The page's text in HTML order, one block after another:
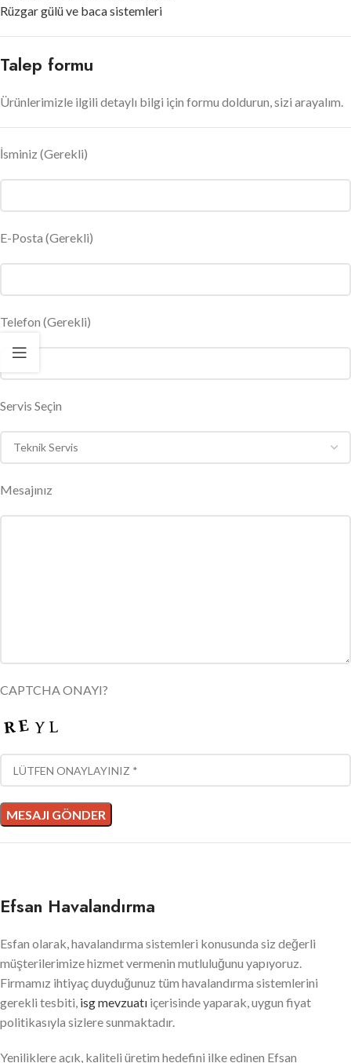
Rüzgar gülü ve baca sistemleri
Talep formu
Ürünlerimizle ilgili detaylı bilgi için formu doldurun, sizi arayalım.
İsminiz (Gerekli)
E-Posta (Gerekli)
Telefon (Gerekli)
Servis Seçin
Mesajınız
CAPTCHA ONAYI?
Efsan Havalandırma
Esfan olarak, havalandırma sistemleri konusunda siz değerli
müşterilerimize hizmet vermenin mutluluğunu yapıyoruz.
Firmamız ihtiyaç duyduğunuz tüm havalandırma sistemlerini
gerekli tesbiti, isg mevzuatı içerisinde yaparak, uygun fiyat
politikasıyla sizlere sunmaktadır.
Yeniliklere açık, kaliteli üretim hedefini ilke edinen Efsan